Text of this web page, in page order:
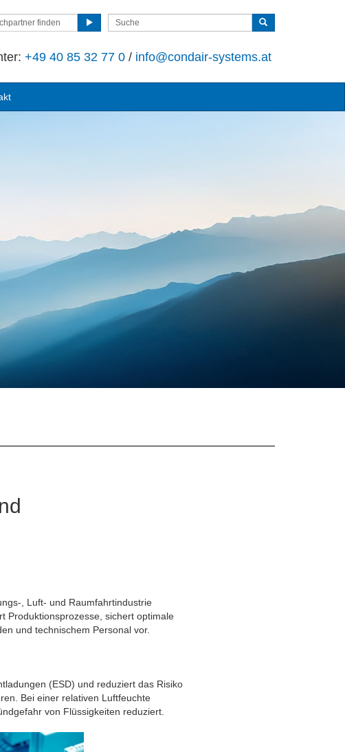
finden
+49 40 85 32 77 0 / info@condair-systems.at
, Luft- und Raumfahrtindustrie
Produktionsprozesse, sichert optimale
und technischem Personal vor.
(ESD) und reduziert das Risiko
Bei einer relativen Luftfeuchte
von Flüssigkeiten reduziert.